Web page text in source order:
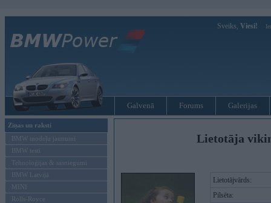
Sveiks, Viesi!
Galvenā Forums Galerijas
Ziņas un raksti
BMW modeļu jaunumi
BMW testi
Tehnoloģijas & sasniegumi
BMW Latvijā
MINI
Rolls-Royce
Lietotāja
Lietotājvārds:
Pilsēta: